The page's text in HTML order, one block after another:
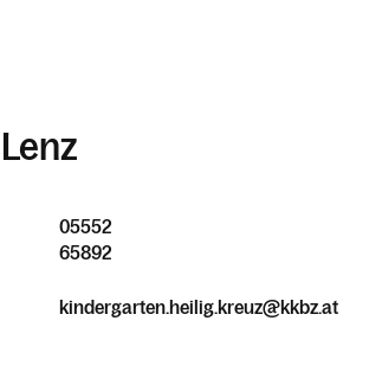
05552
65892
kindergarten.heilig.kreuz@kkbz.at